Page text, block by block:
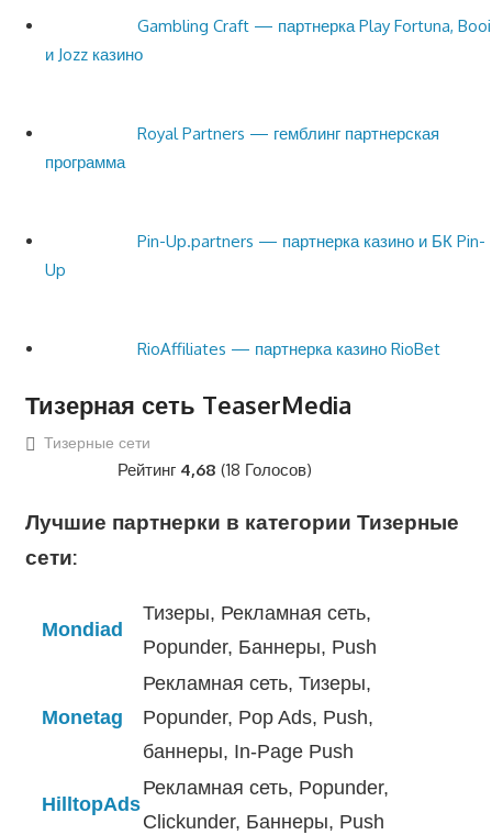
Тизерная сеть TeaserMedia
Тизерные сети
Рейтинг 4,68 (18 Голосов)
Лучшие партнерки в категории Тизерные
сети:
Mondiad
Тизеры, Рекламная сеть,
Popunder, Баннеры, Push
Monetag
Рекламная сеть, Тизеры,
Popunder, Pop Ads, Push,
баннеры, In-Page Push
HilltopAds
Рекламная сеть, Popunder,
Clickunder, Баннеры, Push
Gambling Craft — партнерка Play Fortuna, Booi
и Jozz казино
Royal Partners — гемблинг партнерская
программа
Pin-Up.partners — партнерка казино и БК Pin-
Up
RioAffiliates — партнерка казино RioBet